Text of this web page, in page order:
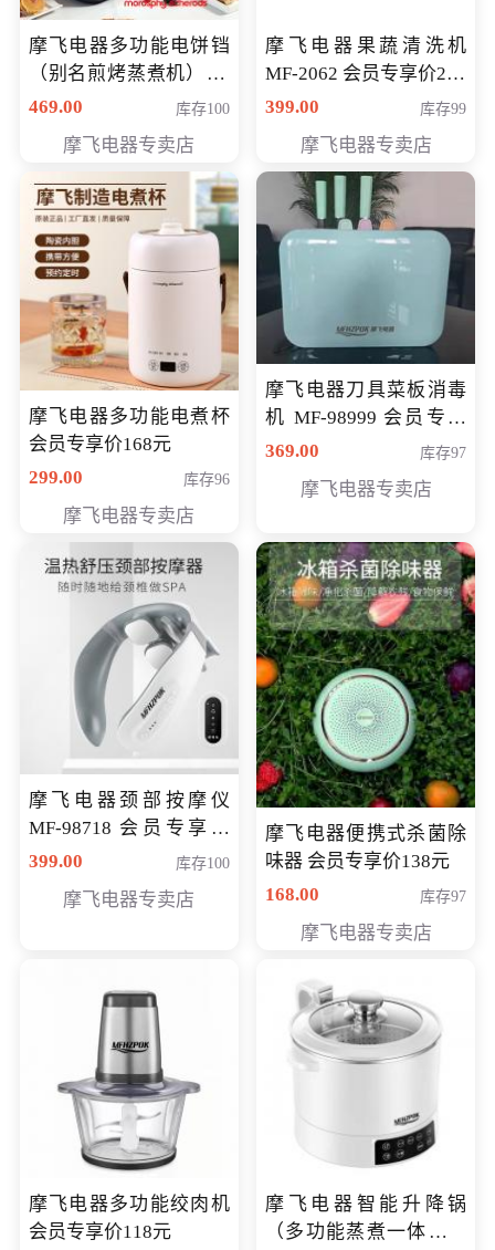
摩飞电器多功能电饼铛
（别名煎烤蒸煮机） 型
号MF-8888B 会员专享
469.00 库存100
摩飞电器专卖店
摩飞电器果蔬清洗机
MF-2062 会员专享价268
元
399.00 库存99
摩飞电器专卖店
摩飞电器多功能电煮杯
会员专享价168元
299.00
库存96
摩飞电器专卖店
摩飞电器刀具菜板消毒
机 MF-98999 会员专享
价286元
369.00 库存97
摩飞电器专卖店
摩飞电器颈部按摩仪
MF-98718 会员专享价
299元
399.00 库存100
摩飞电器专卖店
摩飞电器便携式杀菌除
味器 会员专享价138元
168.00
库存97
摩飞电器专卖店
摩飞电器多功能绞肉机
会员专享价118元
摩飞电器智能升降锅
（多功能蒸煮一体锅）